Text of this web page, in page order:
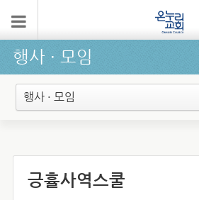
행사 ∙ 모임
행사 · 모임
긍휼사역스쿨